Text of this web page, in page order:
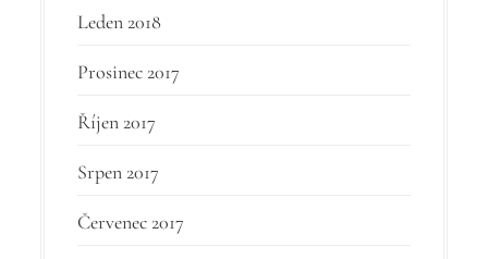
Leden 2018
Prosinec 2017
Říjen 2017
Srpen 2017
Červenec 2017